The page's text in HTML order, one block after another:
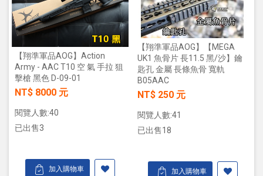
【翔準軍品AOG】Action
Army - AAC T10 空 氣 手拉 狙
擊槍 黑色 D-09-01
NT$ 8000 元
閱覽人數:40
已出售3
加入購物車
【翔準軍品AOG】【MEGA
UK1 魚骨片 長11.5 黑/沙】鑰
匙孔 金屬 長條魚骨 寬軌
B05AAC
NT$ 250 元
閱覽人數:41
已出售18
加入購物車